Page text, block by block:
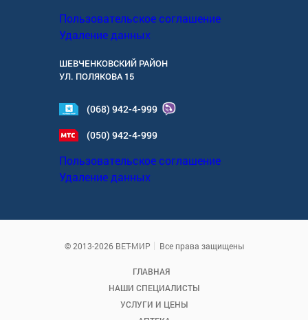
Пользовательское соглашение
Удаление данных
ШЕВЧЕНКОВСКИЙ РАЙОН
УЛ. ПОЛЯКОВА 15
(068) 942-4-999
(050) 942-4-999
Пользовательское соглашение
Удаление данных
© 2013-2026 ВЕТ-МИР Все права защищены
ГЛАВНАЯ
НАШИ СПЕЦИАЛИСТЫ
УСЛУГИ И ЦЕНЫ